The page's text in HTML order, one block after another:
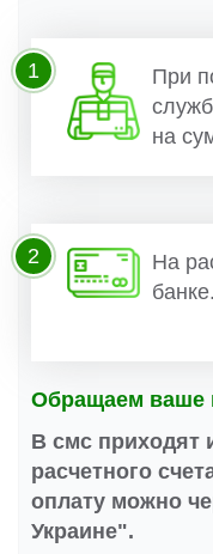
При
на
1
На
банке.
2
Обращаем ваше
В смс приходят
расчетного
оплату можно
Украине".